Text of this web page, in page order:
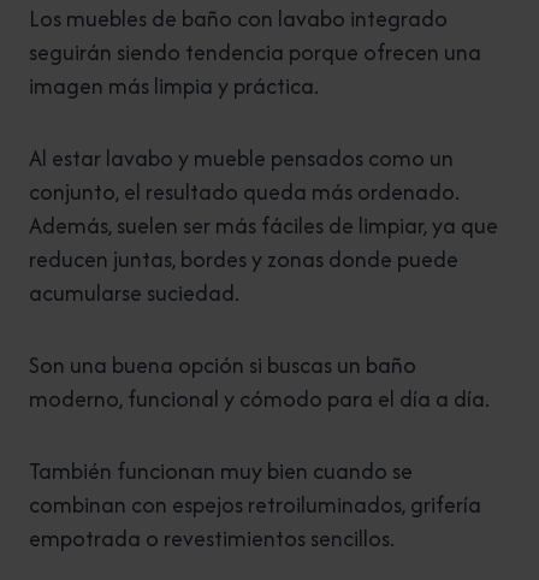
Los muebles de baño con lavabo integrado
seguirán siendo tendencia porque ofrecen una
imagen más limpia y práctica.
Al estar lavabo y mueble pensados como un
conjunto, el resultado queda más ordenado.
Además, suelen ser más fáciles de limpiar, ya que
reducen juntas, bordes y zonas donde puede
acumularse suciedad.
Son una buena opción si buscas un baño
moderno, funcional y cómodo para el día a día.
También funcionan muy bien cuando se
combinan con espejos retroiluminados, grifería
empotrada o revestimientos sencillos.